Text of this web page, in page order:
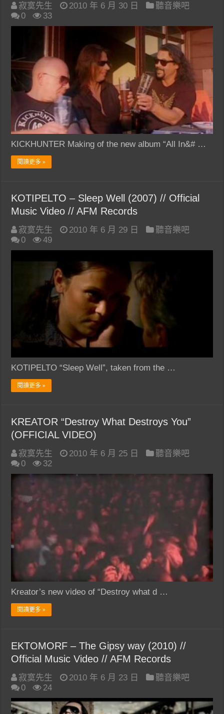
寂寞先生 2010 年 6 月 30 日
聽音樂吧
0
33
KICKHUNTER Making of the new album “All In&# …
閱讀更多 »
KOTIPELTO – Sleep Well (2007) // Official
Music Video // AFM Records
寂寞先生 2010 年 6 月 29 日
聽音樂吧
0
49
KOTIPELTO “Sleep Well”, taken from the …
閱讀更多 »
KREATOR “Destroy What Destroys You”
(OFFICIAL VIDEO)
寂寞先生 2010 年 6 月 25 日
聽音樂吧
0
32
Kreator’s new video of “Destroy what d …
閱讀更多 »
EKTOMORF – The Gipsy way (2010) //
Official Music Video // AFM Records
寂寞先生 2010 年 6 月 23 日
聽音樂吧
0
24